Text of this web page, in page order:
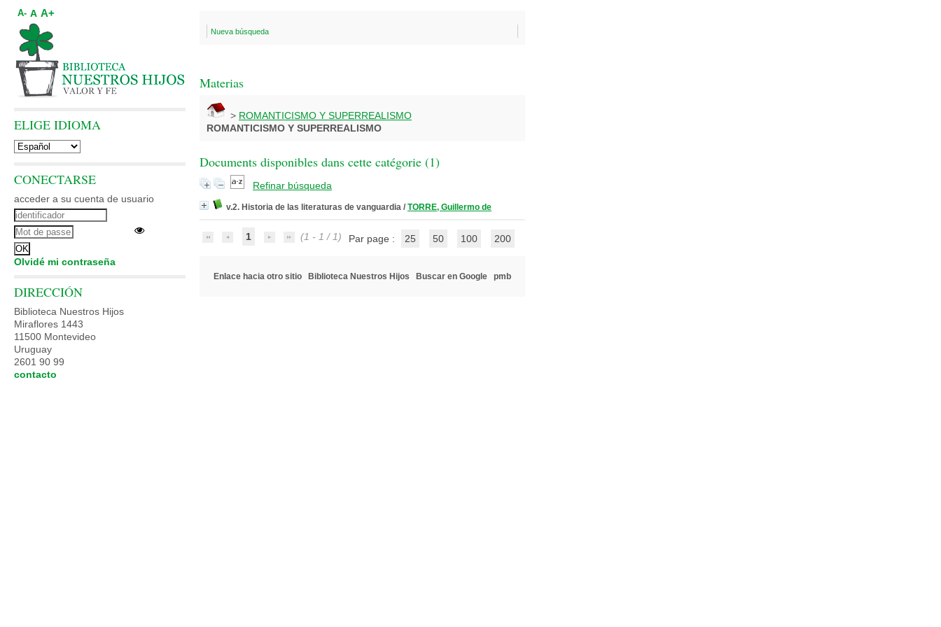
Nueva búsqueda
Materias
> ROMANTICISMO Y SUPERREALISMO
ROMANTICISMO Y SUPERREALISMO
Documents disponibles dans cette catégorie (1)
Refinar búsqueda
v.2. Historia de las literaturas de vanguardia / TORRE, Guillermo de
1 (1 - 1 / 1) Par page : 25 50 100 200
Enlace hacia otro sitio Biblioteca Nuestros Hijos Buscar en Google pmb
A- A A+
ELIGE IDIOMA
CONECTARSE
acceder a su cuenta de usuario
Olvidé mi contraseña
DIRECCIÓN
Biblioteca Nuestros Hijos
Miraflores 1443
11500 Montevideo
Uruguay
2601 90 99
contacto